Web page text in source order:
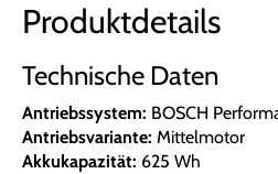
Produktdetails
Technische Daten
Antriebssystem: BOSCH
Antriebsvariante: Mittelmotor
Akkukapazität: 625 Wh